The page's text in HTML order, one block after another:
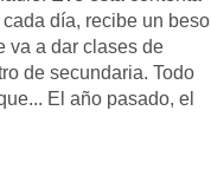
día, recibe un beso
va a dar clases de
de secundaria. Todo
El año pasado, el